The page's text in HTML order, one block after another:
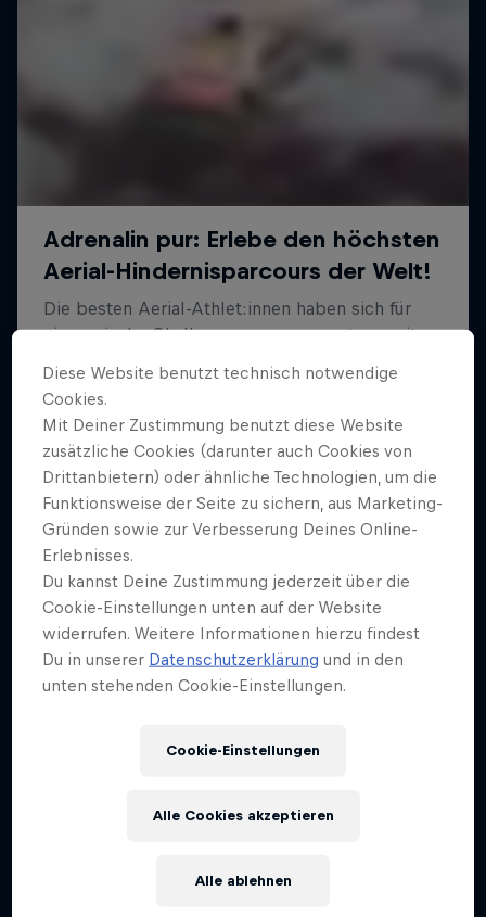
Diese Website benutzt technisch notwendige
Cookies.
Mit Deiner Zustimmung benutzt diese Website
zusätzliche Cookies (darunter auch Cookies von
Drittanbietern) oder ähnliche Technologien, um die
Funktionsweise der Seite zu sichern, aus Marketing-
Gründen sowie zur Verbesserung Deines Online-
Erlebnisses.
Du kannst Deine Zustimmung jederzeit über die
Cookie-Einstellungen unten auf der Website
widerrufen. Weitere Informationen hierzu findest
Du in unserer Datenschutzerklärung und in den
unten stehenden Cookie-Einstellungen.
Cookie-Einstellungen
Alle ablehnen
Alle Cookies akzeptieren